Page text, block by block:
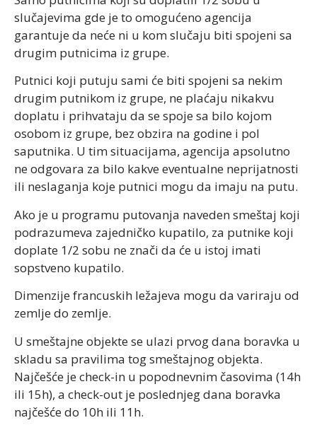
slučajevima gde je to omogućeno agencija
garantuje da neće ni u kom slučaju biti spojeni sa
drugim putnicima iz grupe.
Putnici koji putuju sami će biti spojeni sa nekim
drugim putnikom iz grupe, ne plaćaju nikakvu
doplatu i prihvataju da se spoje sa bilo kojom
osobom iz grupe, bez obzira na godine i pol
saputnika. U tim situacijama, agencija apsolutno
ne odgovara za bilo kakve eventualne neprijatnosti
ili neslaganja koje putnici mogu da imaju na putu.
Ako je u programu putovanja naveden smeštaj koji
podrazumeva zajedničko kupatilo, za putnike koji
doplate 1/2 sobu ne znači da će u istoj imati
sopstveno kupatilo.
Dimenzije francuskih ležajeva mogu da variraju od
zemlje do zemlje.
U smeštajne objekte se ulazi prvog dana boravka u
skladu sa pravilima tog smeštajnog objekta.
Najčešće je check-in u popodnevnim časovima (14h
ili 15h), a check-out je poslednjeg dana boravka
najčešće do 10h ili 11h.